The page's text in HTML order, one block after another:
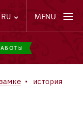
RU MENU
история